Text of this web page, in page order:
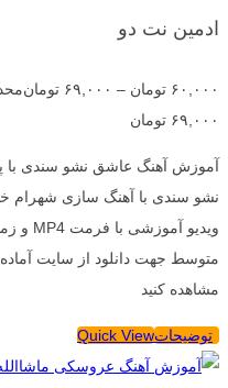
ادمین نت دو
۶۰,۰۰۰ تومان – ۶۹,۰۰۰ تومان
۶۹,۰۰۰ تومان
آموزش آهنگ عاشق نشو سندی با
نشو سندی با آهنگ سازی شهرام
متوسط جهت دانلود از سایت آماده
مشاهده کنید
توضیحاتQuick View